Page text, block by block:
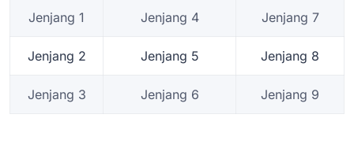
Jenjang 1 Jenjang 4 Jenjang 7
Jenjang 2 Jenjang 5 Jenjang 8
Jenjang 3 Jenjang 6 Jenjang 9